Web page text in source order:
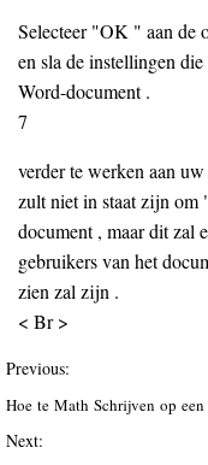
Selecteer "OK ​​" aan de
en sla de instellingen
Word-document .
7
verder te werken aan
zult niet in staat zijn om
document , maar dit zal
gebruikers van het
zien zal zijn .
< Br >
Previous:
Hoe te Math Schrijven op
Next: